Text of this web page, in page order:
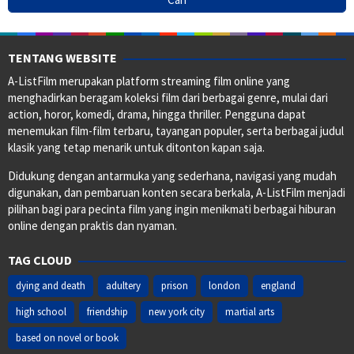
TENTANG WEBSITE
A-ListFilm merupakan platform streaming film online yang
menghadirkan beragam koleksi film dari berbagai genre, mulai dari
action, horor, komedi, drama, hingga thriller. Pengguna dapat
menemukan film-film terbaru, tayangan populer, serta berbagai judul
klasik yang tetap menarik untuk ditonton kapan saja.
Didukung dengan antarmuka yang sederhana, navigasi yang mudah
digunakan, dan pembaruan konten secara berkala, A-ListFilm menjadi
pilihan bagi para pecinta film yang ingin menikmati berbagai hiburan
online dengan praktis dan nyaman.
TAG CLOUD
dying and death adultery prison london
england
high school
friendship new york city
martial arts
based on novel or book